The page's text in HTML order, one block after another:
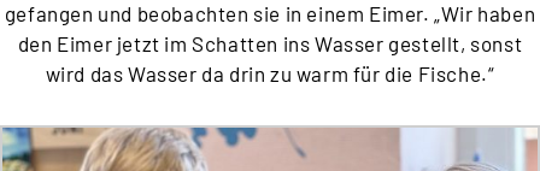
gefangen und beobachten sie in einem Eimer. „Wir haben
den Eimer jetzt im Schatten ins Wasser gestellt, sonst
wird das Wasser da drin zu warm für die Fische.“